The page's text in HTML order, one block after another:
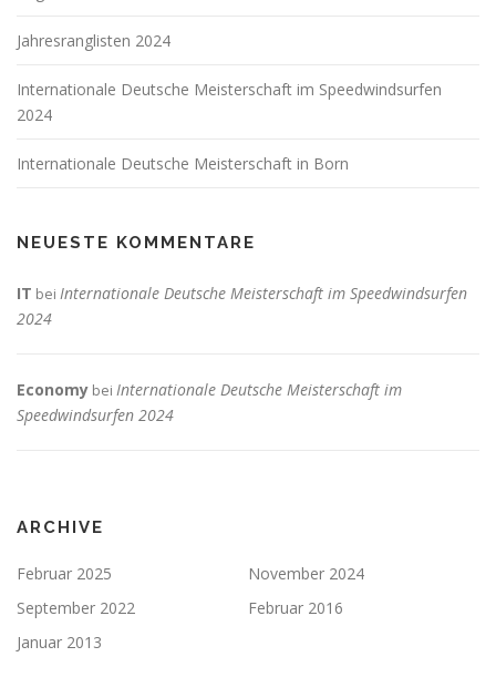
Jahresranglisten 2024
Internationale Deutsche Meisterschaft im Speedwindsurfen
2024
Internationale Deutsche Meisterschaft in Born
NEUESTE KOMMENTARE
IT bei Internationale Deutsche Meisterschaft im Speedwindsurfen
2024
Economy bei Internationale Deutsche Meisterschaft im
Speedwindsurfen 2024
ARCHIVE
Februar 2025
November 2024
September 2022
Februar 2016
Januar 2013